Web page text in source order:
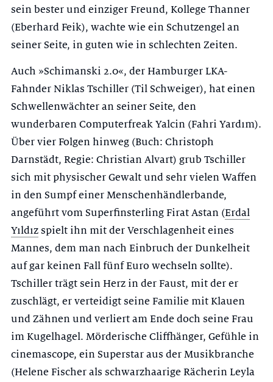
sein bester und einziger Freund, Kollege Thanner
(Eberhard Feik), wachte wie ein Schutzengel an
seiner Seite, in guten wie in schlechten Zeiten.
Auch »Schimanski 2.0«, der Hamburger LKA-
Fahnder Niklas Tschiller (Til Schweiger), hat einen
Schwellenwächter an seiner Seite, den
wunderbaren Computerfreak Yalcin (Fahri Yardım).
Über vier Folgen hinweg (Buch: Christoph
Darnstädt, Regie: Christian Alvart) grub Tschiller
sich mit physischer Gewalt und sehr vielen Waffen
in den Sumpf einer Menschenhändlerbande,
angeführt vom Superfinsterling Firat Astan (Erdal
Yıldızspielt ihn mit der Verschlagenheit eines
Mannes, dem man nach Einbruch der Dunkelheit
auf gar keinen Fall fünf Euro wechseln sollte).
Tschiller trägt sein Herz in der Faust, mit der er
zuschlägt, er verteidigt seine Familie mit Klauen
und Zähnen und verliert am Ende doch seine Frau
im Kugelhagel. Mörderische Cliffhänger, Gefühle in
cinemascope, ein Superstar aus der Musikbranche
(Helene Fischer als schwarzhaarige Rächerin Leyla